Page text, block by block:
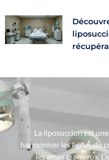
La liposuccion est
harmoniser les lignes du
les amas graisseux.